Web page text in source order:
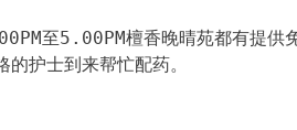
至5.00PM檀香晚晴苑都有提供
的护士到来帮忙配药。